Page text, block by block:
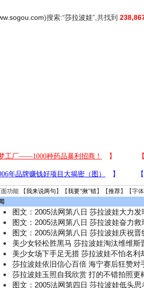
)搜索:“莎拉波娃”,共找到
功能 【我来说两句 】【我要“揪”错】【推荐】【字
图文：2005法网第八日 莎拉波娃大力发
图文：2005法网第八日 莎拉波娃奋力救
图文：2005法网第八日 莎拉波娃庆祝晋
美少女轻松胜黑马 莎拉波娃淘汰维维斯
美少女场下手足无措 莎拉波娃不怕名利
莎拉波娃依旧信心百倍 海宁赛后狂赞对
莎拉波娃玉照自我欣赏 打的不错拍照更
图文：2005法网第四日 莎拉波娃低头思